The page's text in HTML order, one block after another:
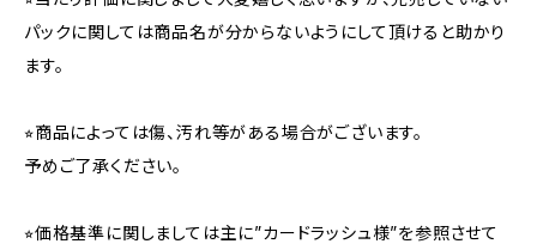
パックに関しては商品名が分からないようにして頂けると助かり
ます。
⭐︎商品によっては傷、汚れ等がある場合がございます。
予めご了承ください。
⭐︎価格基準に関しましては主に”カードラッシュ様”を参照させて